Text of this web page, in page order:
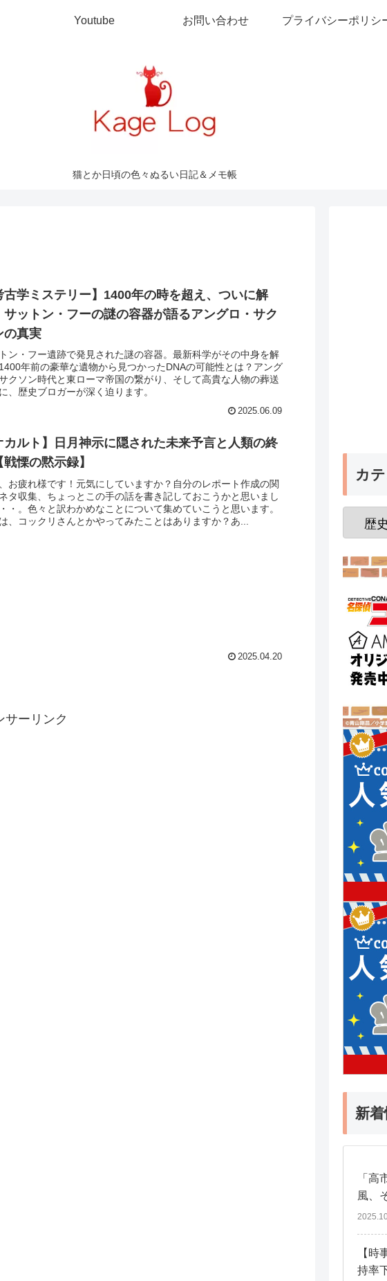
猫とか日頃の色々ぬるい日記＆メモ帳
Youtube お問い合わせ プライバシーポリシ
古学ミステリー】1400年の時を超え、ついに解
サットン・フーの謎の容器が語るアングロ・サク
の真実
ン・フー遺跡で発見された謎の容器。最新科学がその中身を解
年前の豪華な遺物から見つかったDNAの可能性とは？アング
クソン時代と東ローマ帝国の繋がり、そして高貴な人物の葬送
、歴史ブロガーが深く迫ります。
2025.06.09
カルト】日月神示に隠された未来予言と人類の終
戦慄の黙示録】
お疲れ様です！元気にしていますか？自分のレポート作成の関
タ収集、ちょっとこの手の話を書き記しておこうかと思いまし
・。色々と訳わかめなことについて集めていこうと思います。
、コックリさんとかやってみたことはありますか？あ...
2025.04.20
サーリンク
カ
新
「高
風、
【時
持率